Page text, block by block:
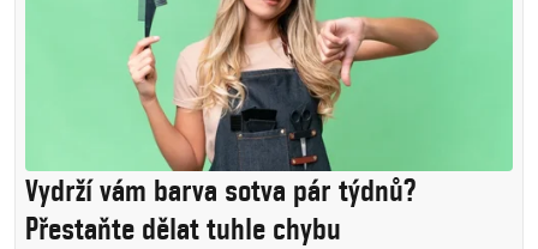
Vydrží vám barva sotva pár týdnů?
Přestaňte dělat tuhle chybu